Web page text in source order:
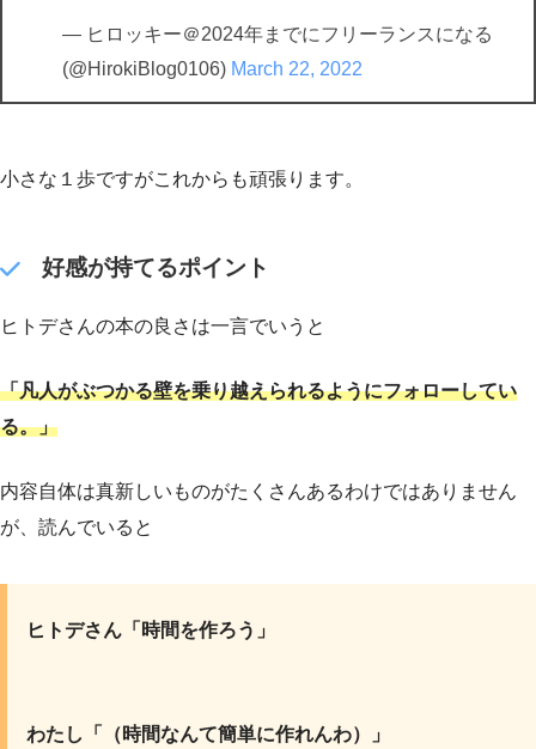
— ヒロッキー＠2024年までにフリーランスになる
(@HirokiBlog0106) March 22, 2022
小さな１歩ですがこれからも頑張ります。
好感が持てるポイント
ヒトデさんの本の良さは一言でいうと
「凡人がぶつかる壁を乗り越えられるようにフォローしてい
る。」
内容自体は真新しいものがたくさんあるわけではありません
が、読んでいると
ヒトデさん「時間を作ろう」
わたし「（時間なんて簡単に作れんわ）」